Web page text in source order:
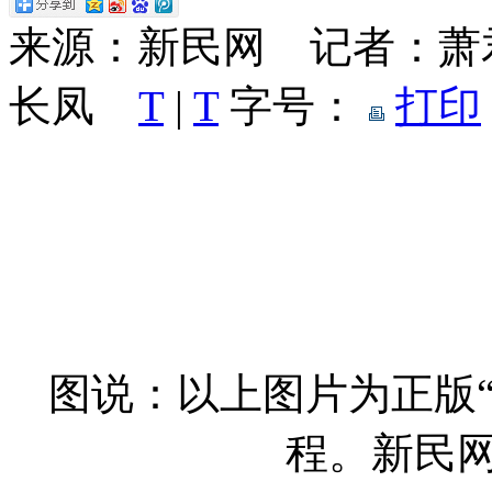
来源：新民网 记者：
长凤 T | T 字号： 打印
图说：以上图片为正
程。新民